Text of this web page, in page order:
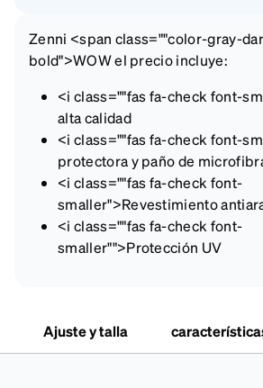
Zenni <span class=""color-gray-
bold">WOW el precio incluye:
<i class=""fas fa-check font-
alta calidad
<i class=""fas fa-check font-
protectora y paño de
<i class=""fas fa-check font-
smaller">Revestimiento
<i class=""fas fa-check font-
smaller"">Protección UV
Ajuste y talla